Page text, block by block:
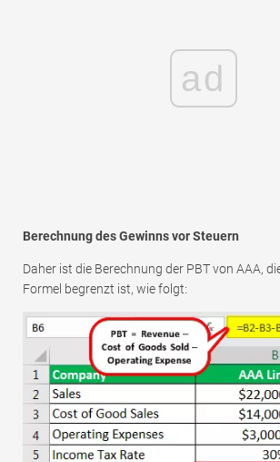
ad
Berechnung des Gewinns vor Steuern
Daher ist die Berechnung der PBT von AAA,
Formel begrenzt ist, wie folgt: